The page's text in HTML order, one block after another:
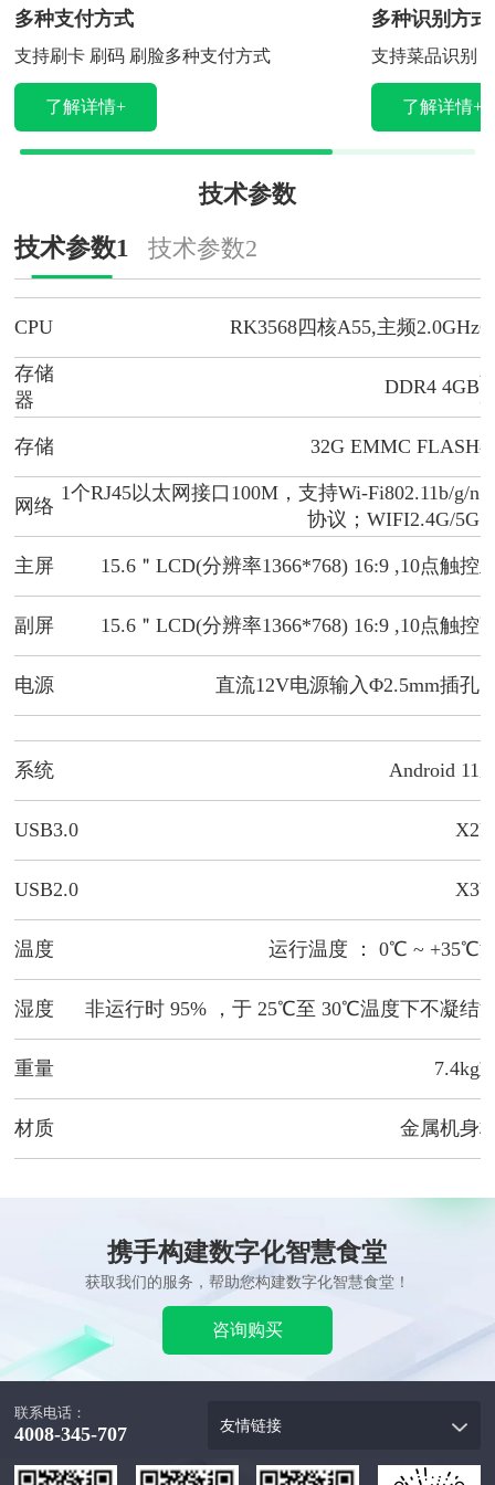
多种支付方式
支持刷卡 刷码 刷脸多种支付方式
了解详情+
多种识别方式
支持菜品识别
了解详情+
技术参数
技术参数1 技术参数2
CPU RK3568四核A55,主频2.0GHz
存储
器
DDR4 4GB
存储 32G EMMC FLASH
网络
1个RJ45以太网接口100M，支持Wi-Fi802.11b/g/n
协议；WIFI2.4G/5G
主屏 15.6＂LCD(分辨率1366*768) 16:9 ,10点触控
副屏 15.6＂LCD(分辨率1366*768) 16:9 ,10点触控
电源 直流12V电源输入Φ2.5mm插孔
系统 Android 11
USB3.0 X2
USB2.0 X3
温度 运行温度 ： 0℃ ~ +35℃
湿度 非运行时 95% ，于 25℃至 30℃温度下不凝结
重量 7.4kg
材质 金属机身
携手构建数字化智慧食堂
获取我们的服务，帮助您构建数字化智慧食堂！
咨询购买
联系电话：
4008-345-707 友情链接